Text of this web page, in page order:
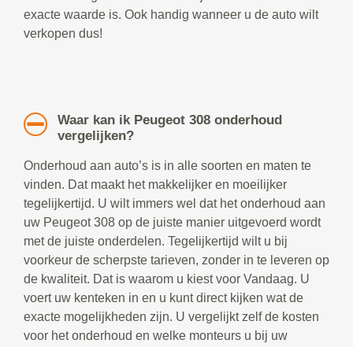
exacte waarde is. Ook handig wanneer u de auto wilt
verkopen dus!
Waar kan ik Peugeot 308 onderhoud
vergelijken?
Onderhoud aan auto’s is in alle soorten en maten te
vinden. Dat maakt het makkelijker en moeilijker
tegelijkertijd. U wilt immers wel dat het onderhoud aan
uw Peugeot 308 op de juiste manier uitgevoerd wordt
met de juiste onderdelen. Tegelijkertijd wilt u bij
voorkeur de scherpste tarieven, zonder in te leveren op
de kwaliteit. Dat is waarom u kiest voor Vandaag. U
voert uw kenteken in en u kunt direct kijken wat de
exacte mogelijkheden zijn. U vergelijkt zelf de kosten
voor het onderhoud en welke monteurs u bij uw